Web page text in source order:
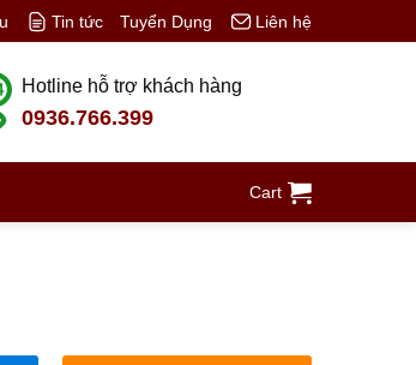
Tin tức Tuyển Dụng Liên hệ
Hotline hỗ trợ khách hàng
0936.766.399
Cart